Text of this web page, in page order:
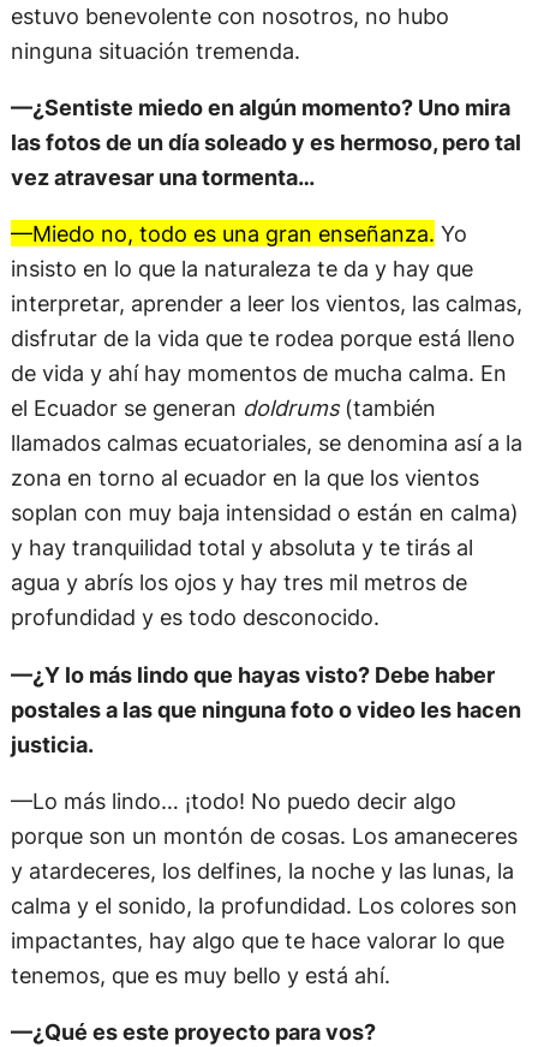
estuvo benevolente con nosotros, no hubo
ninguna situación tremenda.
—¿Sentiste miedo en algún momento? Uno mira
las fotos de un día soleado y es hermoso, pero tal
vez atravesar una tormenta…
—Miedo no, todo es una gran enseñanza. Yo
insisto en lo que la naturaleza te da y hay que
interpretar, aprender a leer los vientos, las calmas,
disfrutar de la vida que te rodea porque está lleno
de vida y ahí hay momentos de mucha calma. En
el Ecuador se generan doldrums(también
llamados calmas ecuatoriales, se denomina así a la
zona en torno al ecuador en la que los vientos
soplan con muy baja intensidad o están en calma)
y hay tranquilidad total y absoluta y te tirás al
agua y abrís los ojos y hay tres mil metros de
profundidad y es todo desconocido.
—¿Y lo más lindo que hayas visto? Debe haber
postales a las que ninguna foto o video les hacen
justicia.
—Lo más lindo… ¡todo! No puedo decir algo
porque son un montón de cosas. Los amaneceres
y atardeceres, los delfines, la noche y las lunas, la
calma y el sonido, la profundidad. Los colores son
impactantes, hay algo que te hace valorar lo que
tenemos, que es muy bello y está ahí.
—¿Qué es este proyecto para vos?